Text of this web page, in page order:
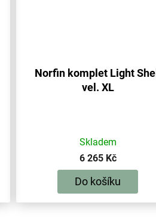
Norfin komplet Light Shell
vel. XL
Skladem
6 265 Kč
Do košíku